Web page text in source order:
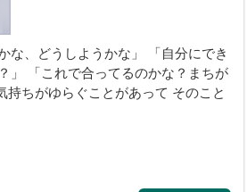
な、どうしようかな」 「自分にでき
」 「これで合ってるのかな？まちが
ちがゆらぐことがあって そのこと